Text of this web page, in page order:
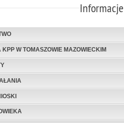
Informacje
W TOMASZOWIE MAZOWIECKIM